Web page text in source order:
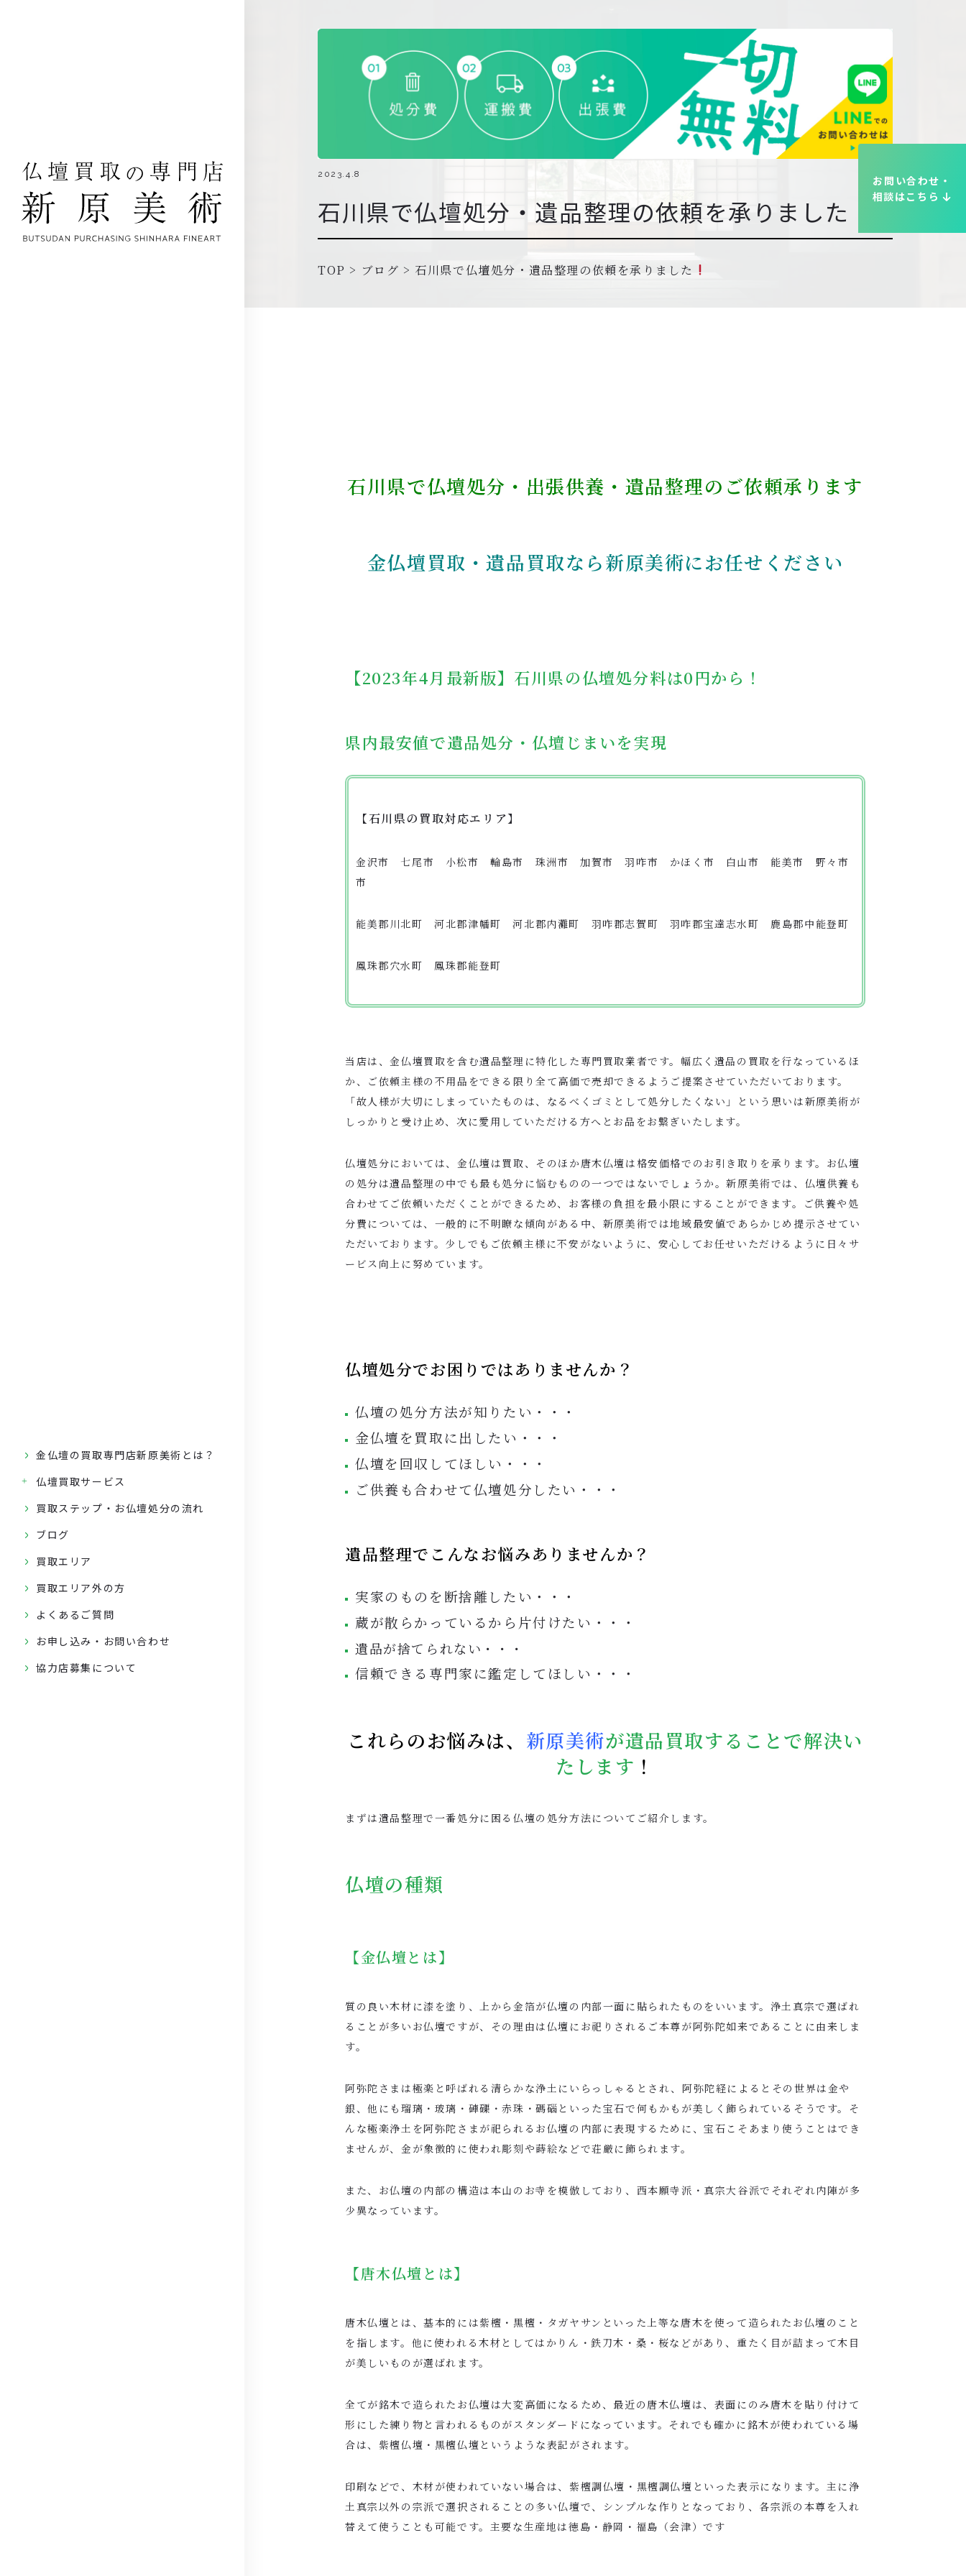
金仏壇の買取専門店新原美術とは？
仏壇買取サービス
買取ステップ・お仏壇処分の流れ
ブログ
買取エリア
買取エリア外の方
よくあるご質問
お申し込み・お問い合わせ
協力店募集について
2023.4.8
石川県で仏壇処分・遺品整理の依頼を承りました
TOP > ブログ > 石川県で仏壇処分・遺品整理の依頼を承りました
石川県で仏壇処分・出張供養・遺品整理のご依頼承ります
金仏壇買取・遺品買取なら新原美術にお任せください
【2023年4月最新版】石川県の仏壇処分料は0円から！
県内最安値で遺品処分・仏壇じまいを実現
【石川県の買取対応エリア】
金沢市 七尾市 小松市 輪島市 珠洲市 加賀市 羽咋市 かほく市 白山市 能美市 野々市
市
能美郡川北町 河北郡津幡町 河北郡内灘町 羽咋郡志賀町 羽咋郡宝達志水町 鹿島郡中能登町
鳳珠郡穴水町 鳳珠郡能登町
当店は、金仏壇買取を含む遺品整理に特化した専門買取業者です。幅広く遺品の買取を行なっているほ
か、ご依頼主様の不用品をできる限り全て高価で売却できるようご提案させていただいております。
「故人様が大切にしまっていたものは、なるべくゴミとして処分したくない」という思いは新原美術が
しっかりと受け止め、次に愛用していただける方へとお品をお繋ぎいたします。
仏壇処分においては、金仏壇は買取、そのほか唐木仏壇は格安価格でのお引き取りを承ります。お仏壇
の処分は遺品整理の中でも最も処分に悩むものの一つではないでしょうか。新原美術では、仏壇供養も
合わせてご依頼いただくことができるため、お客様の負担を最小限にすることができます。ご供養や処
分費については、一般的に不明瞭な傾向がある中、新原美術では地域最安値であらかじめ提示させてい
ただいております。少しでもご依頼主様に不安がないように、安心してお任せいただけるように日々サ
ービス向上に努めています。
仏壇処分でお困りではありませんか？
仏壇の処分方法が知りたい・・・
金仏壇を買取に出したい ・・・
仏壇を回収してほしい ・・・
ご供養も合わせて仏壇処分したい・・・
遺品整理でこんなお悩みありませんか？
実家のものを断捨離したい・・・
蔵が散らかっているから片付けたい・・・
遺品が捨てられない・・・
信頼できる専門家に鑑定してほしい・・・
これらのお悩みは、 新原美術が遺品買取することで解決い
たします ！
まずは遺品整理で一番処分に困る仏壇の処分方法についてご紹介します。
仏壇の種類
【金仏壇とは】
質の良い木材に漆を塗り、上から金箔が仏壇の内部一面に貼られたものをいいます。浄土真宗で選ばれ
ることが多いお仏壇ですが、その理由は仏壇にお祀りされるご本尊が阿弥陀如来であることに由来しま
す。
阿弥陀さまは極楽と呼ばれる清らかな浄土にいらっしゃるとされ、阿弥陀経によるとその世界は金や
銀、他にも瑠璃・玻璃・硨磲・赤珠・碼碯といった宝石で何もかもが美しく飾られているそうです。そ
んな極楽浄土を阿弥陀さまが祀られるお仏壇の内部に表現するために、宝石こそあまり使うことはでき
ませんが、金が象徴的に使われ彫刻や蒔絵などで荘厳に飾られます。
また、お仏壇の内部の構造は本山のお寺を模倣しており、西本願寺派・真宗大谷派でそれぞれ内陣が多
少異なっています。
【唐木仏壇とは】
唐木仏壇とは、基本的には紫檀・黒檀・タガヤサンといった上等な唐木を使って造られたお仏壇のこと
を指します。他に使われる木材としてはかりん・鉄刀木・桑・桜などがあり、重たく目が詰まって木目
が美しいものが選ばれます。
全てが銘木で造られたお仏壇は大変高価になるため、最近の唐木仏壇は、 表面にのみ唐木を貼り付けて
形にした練り物と言われるものがスタンダードになっています。それでも確かに銘木が使われている場
合は、紫檀仏壇・黒檀仏壇というような表記がされます。
印刷などで、木材が使われていない場合は、紫檀調仏壇・黒檀調仏壇といった表示になります。 主に浄
土真宗以外の宗派で選択されることの多い仏壇で、シンプルな作りとなっており、各宗派の本尊を入れ
替えて使うことも可能です。主要な生産地は徳島・静岡・福島（会津）です
お問い合わせ・
相談はこちら